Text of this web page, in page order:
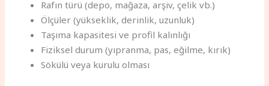
Rafın türü (depo, mağaza, arşiv, çelik vb.)
Ölçüler (yükseklik, derinlik, uzunluk)
Taşıma kapasitesi ve profil kalınlığı
Fiziksel durum (yıpranma, pas, eğilme, kırık)
Sökülü veya kurulu olması